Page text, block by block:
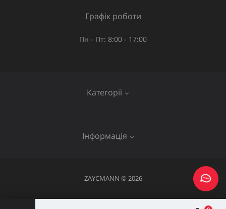
Категорії
Інформація
Послуги
Графік роботи
Пн - Пт: 8:00 - 17:00
ZAYCMANN © 2026